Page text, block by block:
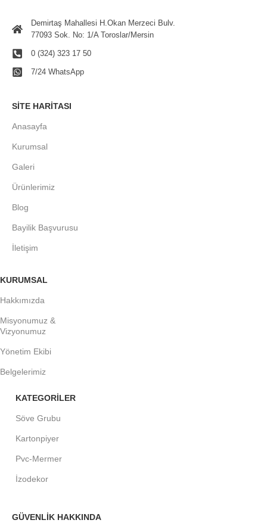
Demirtaş Mahallesi H.Okan Merzeci Bulv.
77093 Sok. No: 1/A Toroslar/Mersin
0 (324) 323 17 50
7/24 WhatsApp
SITE HARITASI
Anasayfa
Kurumsal
Galeri
Ürünlerimiz
Blog
Bayilik Başvurusu
İletişim
KURUMSAL
Hakkımızda
Misyonumuz &
Vizyonumuz
Yönetim Ekibi
Belgelerimiz
KATEGORİLER
Söve Grubu
Kartonpiyer
Pvc-Mermer
İzodekor
GÜVENLİK HAKKINDA